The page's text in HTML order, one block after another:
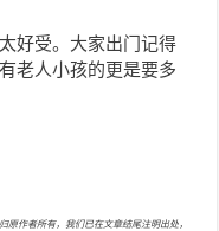
好受。大家出门记得
老人小孩的更是要多
原作者所有，我们已在文章结尾注明出处，